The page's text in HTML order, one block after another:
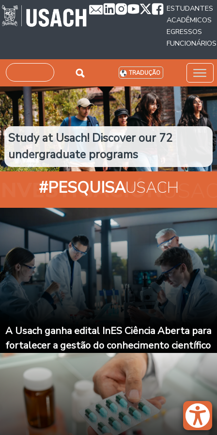
Passar para o conteúdo principal
ESTUDANTES
ACADÊMICOS
EGRESSOS
FUNCIONÁRIOS
Pesquisar TRADUÇÃO
Study at Usach! Discover our 72
undergraduate programs
#PESQUISAUSACH
A Usach ganha edital InES Ciência Aberta para
fortalecer a gestão do conhecimento científico